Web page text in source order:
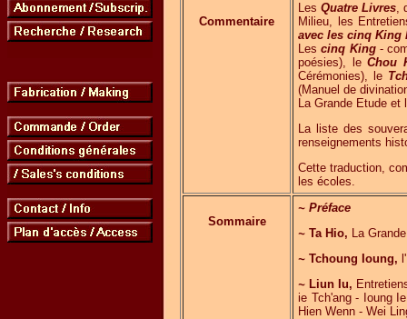
Commentaire
LesQuatre Livres,
Milieu, les
avec les cinq King
Lescinq King-
poésies), leChou
Cérémonies), le
(Manuel de
La Grande Etude
La liste des
renseignements
Cette traduction,
les écoles.
Sommaire
~ Préface
~ Ta Hio, La
~ Tchoung Ioung,
~ Liun Iu,
ie Tch'ang - Ioung
Hien Wenn - Wei